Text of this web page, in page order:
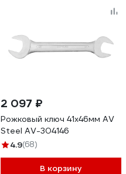
2 097 ₽
Рожковый ключ 41х46мм AV
Steel AV-304146
4.9(68)
В корзину